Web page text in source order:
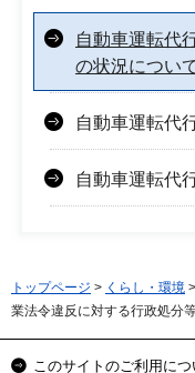
自動車運転代
の状況につい
自動車運転代
自動車運転代
トップページ > くらし・環境 >
業法令違反に対する行政処分
このサイトのご利用につ